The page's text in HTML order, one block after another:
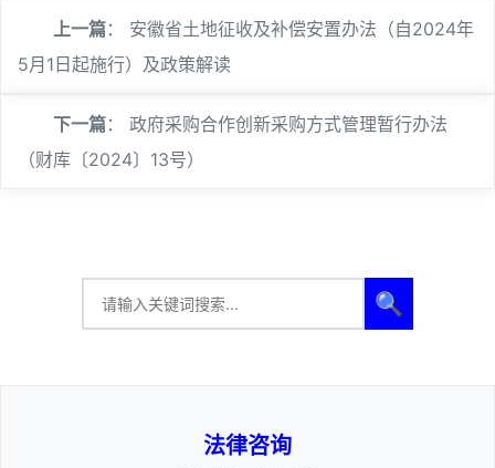
上一篇： 安徽省土地征收及补偿安置办法（自2024年
5月1日起施行）及政策解读
下一篇： 政府采购合作创新采购方式管理暂行办法
（财库〔2024〕13号）
🔍
法律咨询